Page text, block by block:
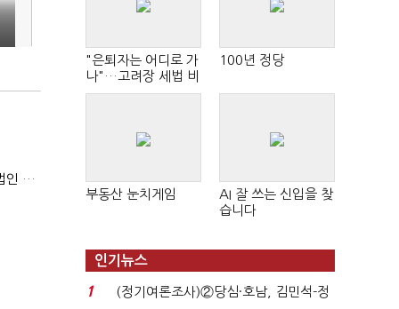
'소버린 AI' 지원 코히어 "아태지역 시장 확대…한국·일본 법인 설립"
"은퇴자는 어디로 가
나"…고려장 세법 비
판 확산
100년 정당
부동산 눈치게임
AI 잘 쓰는 신입을 찾
습니다
인기뉴스
1
(정기여론조사)②당심·호남, 김민석-정